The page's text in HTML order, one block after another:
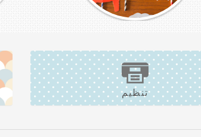
تنظیم